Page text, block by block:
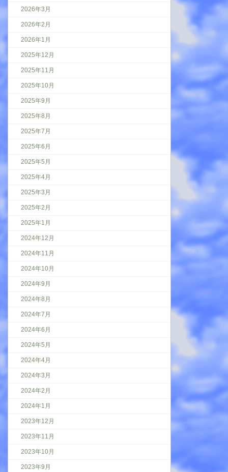
2026年3月
2026年2月
2026年1月
2025年12月
2025年11月
2025年10月
2025年9月
2025年8月
2025年7月
2025年6月
2025年5月
2025年4月
2025年3月
2025年2月
2025年1月
2024年12月
2024年11月
2024年10月
2024年9月
2024年8月
2024年7月
2024年6月
2024年5月
2024年4月
2024年3月
2024年2月
2024年1月
2023年12月
2023年11月
2023年10月
2023年9月